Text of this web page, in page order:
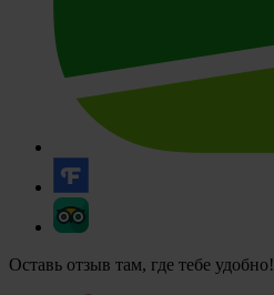
Оставь отзыв там, где тебе удобно!